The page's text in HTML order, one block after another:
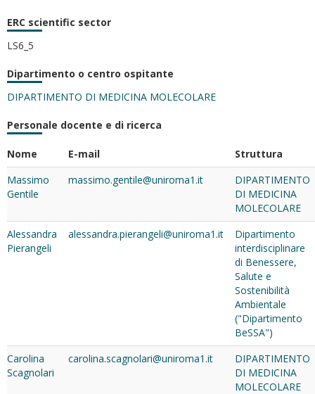
ERC scientific sector
LS6_5
Dipartimento o centro ospitante
DIPARTIMENTO DI MEDICINA MOLECOLARE
Personale docente e di ricerca
Nome E-mail
Struttura
Massimo
Gentile
massimo.gentile@uniroma1.it
DIPARTIMENTO
DI MEDICINA
MOLECOLARE
Alessandra
Pierangeli
alessandra.pierangeli@uniroma1.it
Dipartimento
interdisciplinare
di Benessere,
Salute e
Sostenibilità
Ambientale
("Dipartimento
BeSSA")
Carolina
Scagnolari
carolina.scagnolari@uniroma1.it
DIPARTIMENTO
DI MEDICINA
MOLECOLARE